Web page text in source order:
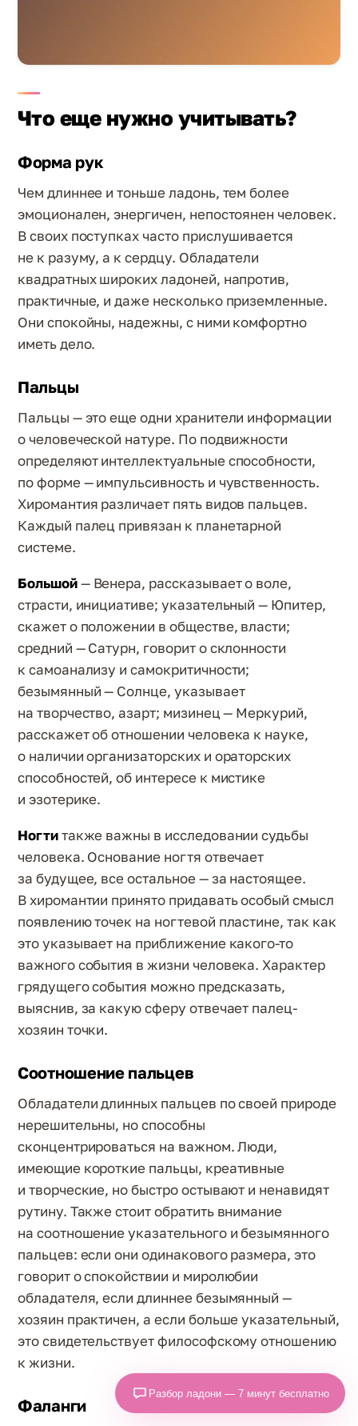
Что еще нужно учитывать?
Форма рук
Чем длиннее и тоньше ладонь, тем более
эмоционален, энергичен, непостоянен человек.
В своих поступках часто прислушивается
не к разуму, а к сердцу. Обладатели
квадратных широких ладоней, напротив,
практичные, и даже несколько приземленные.
Они спокойны, надежны, с ними комфортно
иметь дело.
Пальцы
Пальцы — это еще одни хранители информации
о человеческой натуре. По подвижности
определяют интеллектуальные способности,
по форме — импульсивность и чувственность.
Хиромантия различает пять видов пальцев.
Каждый палец привязан к планетарной
системе.
Большой— Венера, рассказывает о воле,
страсти, инициативе; указательный — Юпитер,
скажет о положении в обществе, власти;
средний — Сатурн, говорит о склонности
к самоанализу и самокритичности;
безымянный — Солнце, указывает
на творчество, азарт; мизинец — Меркурий,
расскажет об отношении человека к науке,
о наличии организаторских и ораторских
способностей, об интересе к мистике
и эзотерике.
Ногтитакже важны в исследовании судьбы
человека. Основание ногтя отвечает
за будущее, все остальное — за настоящее.
В хиромантии принято придавать особый смысл
появлению точек на ногтевой пластине, так как
это указывает на приближение какого-то
важного события в жизни человека. Характер
грядущего события можно предсказать,
выяснив, за какую сферу отвечает палец-
хозяин точки.
Соотношение пальцев
Обладатели длинных пальцев по своей природе
нерешительны, но способны
сконцентрироваться на важном. Люди,
имеющие короткие пальцы, креативные
и творческие, но быстро остывают и ненавидят
рутину. Также стоит обратить внимание
на соотношение указательного и безымянного
пальцев: если они одинакового размера, это
говорит о спокойствии и миролюбии
обладателя, если длиннее безымянный —
хозяин практичен, а если больше указательный,
это свидетельствует философскому отношению
к жизни.
Фаланги
Разбор ладони — 7 минут бесплатно